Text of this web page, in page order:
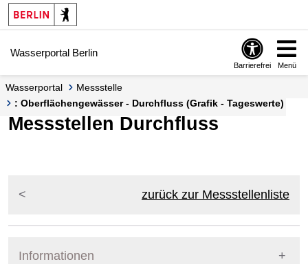
Springe zur Navigation
Springe zum Inhalt
Wasserportal Berlin
Barrierefrei Menü
Wasserportal
Messstelle
: Oberflächengewässer - Durchfluss (Grafik - Tageswerte)
Messstellen Durchfluss
zurück zur Messstellenliste
Informationen